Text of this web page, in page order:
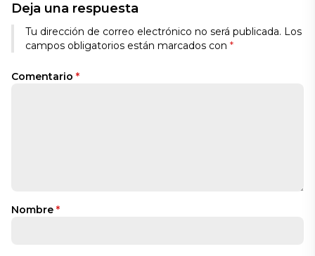
Deja una respuesta
Tu dirección de correo electrónico no será publicada. Los
campos obligatorios están marcados con *
Comentario *
Nombre *